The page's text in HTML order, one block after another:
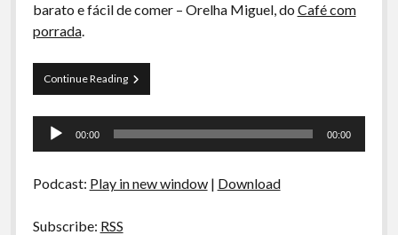
Preliminares
barato e fácil de comer – Orelha Miguel, do Café com
porrada.
Continue ReadingLa
Siesta
Rosbife,
e
Tocador
00:00 00:00
Podcast: Play in new window| Download
Subscribe: RSS